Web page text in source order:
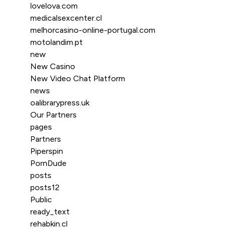
lovelova.com
medicalsexcenter.cl
melhorcasino-online-portugal.com
motolandim.pt
new
New Casino
New Video Chat Platform
news
oalibrarypress.uk
Our Partners
pages
Partners
Piperspin
PornDude
posts
posts12
Public
ready_text
rehabkin.cl